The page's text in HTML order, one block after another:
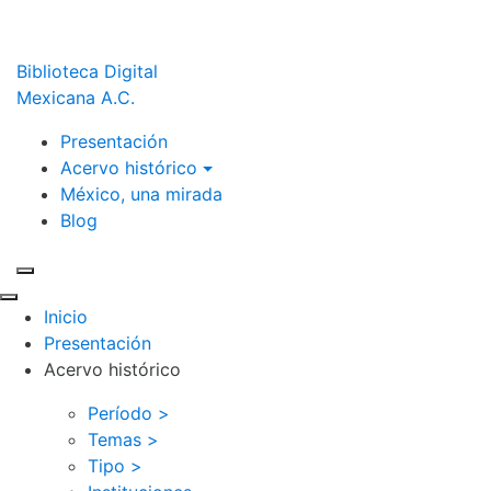
Biblioteca Digital
Mexicana A.C.
Presentación
Acervo histórico
México, una mirada
Blog
Inicio
Presentación
Acervo histórico
Período >
Temas >
Tipo >